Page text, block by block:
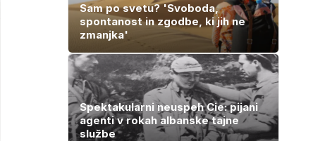
Sam po svetu? 'Svoboda,
spontanost in zgodbe, ki jih ne
zmanjka'
Spektakularni neuspeh Cie: pijani
agenti v rokah albanske tajne
službe